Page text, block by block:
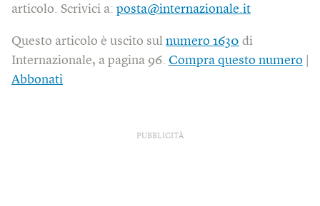
articolo. Scrivici a: posta@internazionale.it
Questo articolo è uscito sul numero 1630 di
Internazionale, a pagina 96. Compra questo numero
Abbonati
PUBBLICITÀ